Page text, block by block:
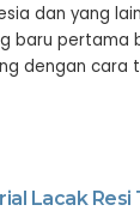
dan yang
baru pertama
dengan cara
Lacak Resi